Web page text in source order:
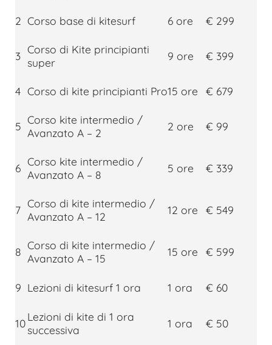
2 Corso base di kitesurf 6 ore € 299
3 Corso di Kite principianti
super
9 ore € 399
4 Corso di kite principianti Pro15 ore € 679
5 Corso kite intermedio /
Avanzato A – 2
2 ore € 99
6 Corso kite intermedio /
Avanzato A – 8
5 ore € 339
7 Corso di kite intermedio /
Avanzato A – 12
12 ore € 549
8 Corso di kite intermedio /
Avanzato A – 15
15 ore € 599
9 Lezioni di kitesurf 1 ora 1 ora € 60
10Lezioni di kite di 1 ora
successiva
1 ora € 50